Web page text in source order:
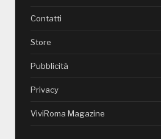
Contatti
Store
Pubblicità
Privacy
ViviRoma Magazine